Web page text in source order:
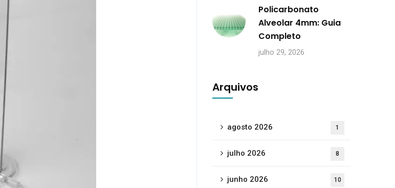
Policarbonato
Alveolar 4mm: Guia
Completo
julho 29, 2026
Arquivos
agosto 2026 1
julho 2026 8
junho 2026 10